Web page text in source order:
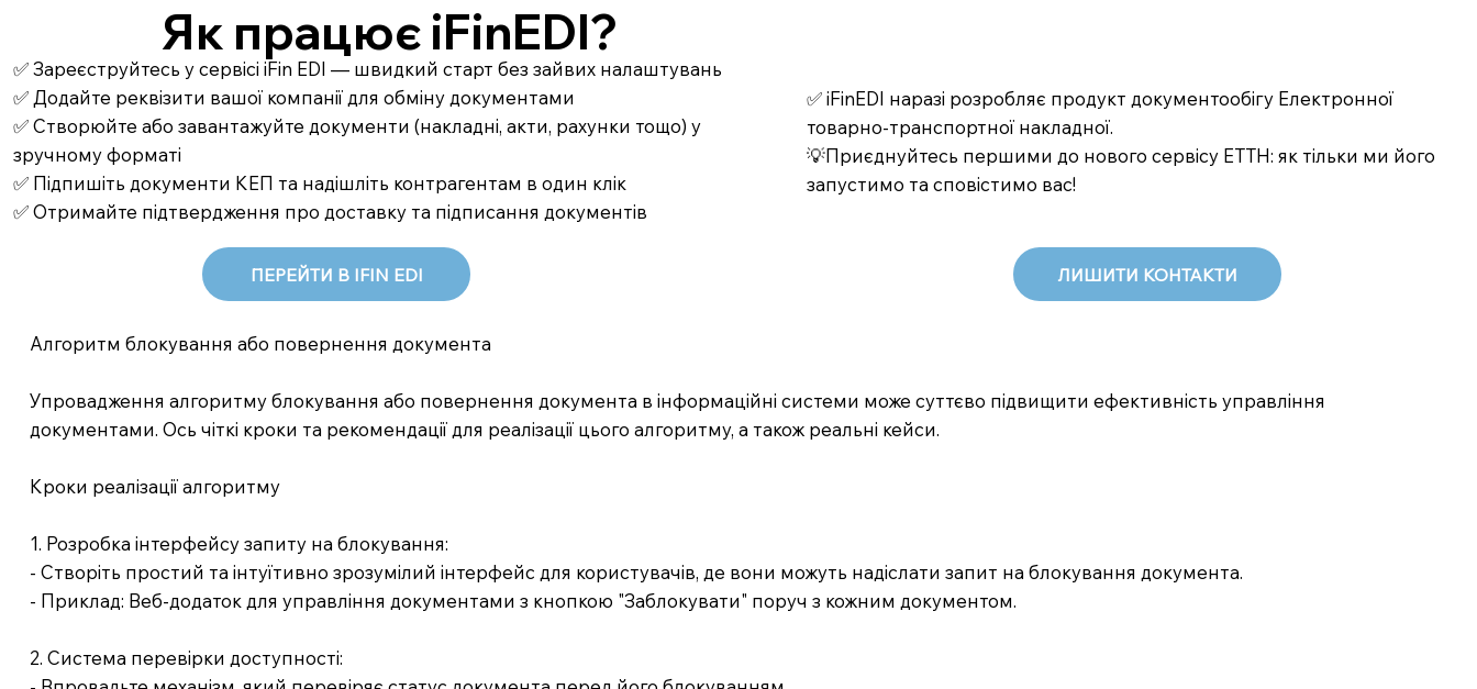
✅ Зареєструйтесь у сервісі iFin EDI — швидкий старт без зайвих налаштувань
✅ Додайте реквізити вашої компанії для обміну документами
✅ Створюйте або завантажуйте документи (накладні, акти, рахунки тощо) у
зручному форматі
✅ Підпишіть документи КЕП та надішліть контрагентам в один клік
✅ Отримайте підтвердження про доставку та підписання документів
ПЕРЕЙТИ В IFIN EDI
Як працює iFinEDI?
✅ iFinEDI наразі розробляє продукт документообігу Електронної
товарно-транспортної накладної.
💡Приєднуйтесь першими до нового сервісу ЕТТН: як тільки ми його
запустимо та сповістимо вас!
ЛИШИТИ КОНТАКТИ
Алгоритм блокування або повернення документа
Упровадження алгоритму блокування або повернення документа в інформаційні системи може суттєво підвищити ефективність управління
документами. Ось чіткі кроки та рекомендації для реалізації цього алгоритму, а також реальні кейси.
Кроки реалізації алгоритму
1. Розробка інтерфейсу запиту на блокування:
- Створіть простий та інтуїтивно зрозумілий інтерфейс для користувачів, де вони можуть надіслати запит на блокування документа.
- Приклад: Веб-додаток для управління документами з кнопкою "Заблокувати" поруч з кожним документом.
2. Система перевірки доступності: